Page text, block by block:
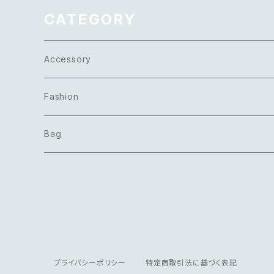
CATEGORY
Accessory
Necklace
Pierce
Fashion
Tops
Bag
プライバシーポリシー 特定商取引法に基づく表記